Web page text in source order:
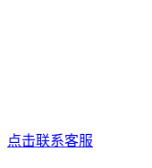
点击联系客服